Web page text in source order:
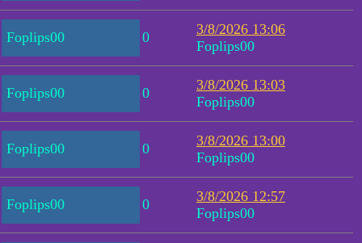
Foplips00 0
3/8/2026 13:06
Foplips00
Foplips00 0
3/8/2026 13:03
Foplips00
Foplips00 0
3/8/2026 13:00
Foplips00
Foplips00 0
3/8/2026 12:57
Foplips00